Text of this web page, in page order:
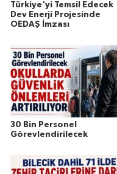
Türkiye'yi Temsil Edecek
Dev Enerji Projesinde
OEDAŞ İmzası
30 Bin Personel
Görevlendirilecek